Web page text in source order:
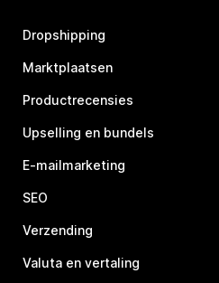
Dropshipping
Marktplaatsen
Productrecensies
Upselling en bundels
E-mailmarketing
SEO
Verzending
Valuta en vertaling